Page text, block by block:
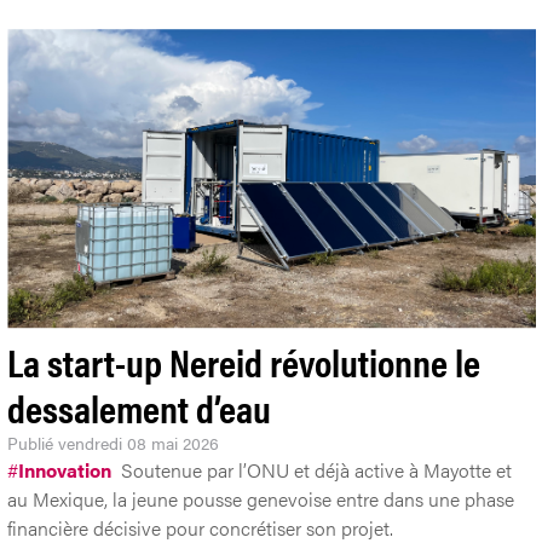
La start-up Nereid révolutionne le
dessalement d’eau
Publié vendredi 08 mai 2026
#Innovation Soutenue par l’ONU et déjà active à Mayotte et
au Mexique, la jeune pousse genevoise entre dans une phase
financière décisive pour concrétiser son projet.